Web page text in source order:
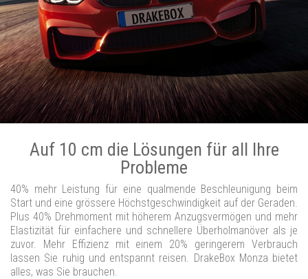
Auf 10 cm die Lösungen für all Ihre
Probleme
40% mehr Leistung für eine qualmende Beschleunigung beim
Start und eine grössere Höchstgeschwindigkeit auf der Geraden.
Plus 40% Drehmoment mit höherem Anzugsvermögen und mehr
Elastizität für einfachere und schnellere Überholmanöver als je
zuvor. Mehr Effizienz mit einem 20% geringerem Verbrauch
lassen Sie ruhig und entspannt reisen. DrakeBox Monza bietet
alles, was Sie brauchen.